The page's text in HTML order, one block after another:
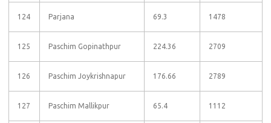
124 Parjana 69.3 1478
125 Paschim Gopinathpur 224.36 2709
126 Paschim Joykrishnapur 176.66 2789
127 Paschim Mallikpur 65.4 1112